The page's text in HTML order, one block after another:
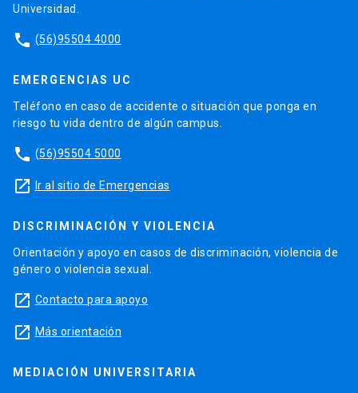
Universidad.
phone (56)95504 4000
EMERGENCIAS UC
Teléfono en caso de accidente o situación que ponga en
riesgo tu vida dentro de algún campus.
phone (56)95504 5000
launch Ir al sitio de Emergencias
DISCRIMINACIÓN Y VIOLENCIA
Orientación y apoyo en casos de discriminación, violencia de
género o violencia sexual.
launch Contacto para apoyo
launch Más orientación
MEDIACIÓN UNIVERSITARIA